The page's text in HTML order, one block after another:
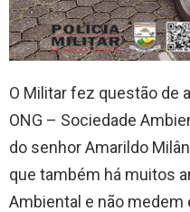
O Militar fez questão de
ONG – Sociedade
do senhor Amarildo
que também há muitos
Ambiental e não